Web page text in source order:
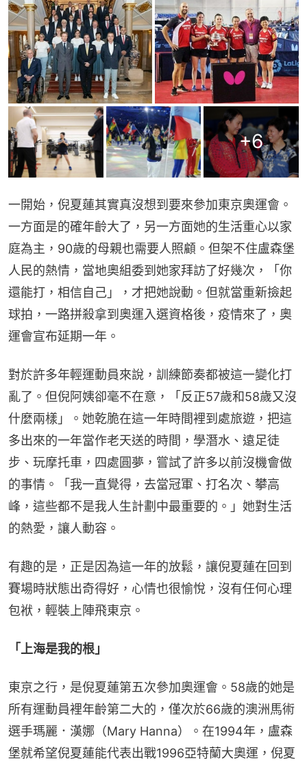
+6
一開始，倪夏蓮其實真沒想到要來參加東京奧運會。
一方面是的確年齡大了，另一方面她的生活重心以家
庭為主，90歲的母親也需要人照顧。但架不住盧森堡
人民的熱情，當地奧組委到她家拜訪了好幾次，「你
還能打，相信自己」，才把她說動。但就當重新撿起
球拍，一路拼殺拿到奧運入選資格後，疫情來了，奧
運會宣布延期一年。
對於許多年輕運動員來說，訓練節奏都被這一變化打
亂了。但倪阿姨卻毫不在意，「反正57歲和58歲又沒
什麼兩樣」。她乾脆在這一年時間裡到處旅遊，把這
多出來的一年當作老天送的時間，學潛水、遠足徒
步、玩摩托車，四處圓夢，嘗試了許多以前沒機會做
的事情。「我一直覺得，去當冠軍、打名次、攀高
峰，這些都不是我人生計劃中最重要的。」她對生活
的熱愛，讓人動容。
有趣的是，正是因為這一年的放鬆，讓倪夏蓮在回到
賽場時狀態出奇得好，心情也很愉悅，沒有任何心理
包袱，輕裝上陣飛東京。
「上海是我的根」
東京之行，是倪夏蓮第五次參加奧運會。58歲的她是
所有運動員裡年齡第二大的，僅次於66歲的澳洲馬術
選手瑪麗．漢娜（Mary Hanna）。在1994年，盧森
堡就希望倪夏蓮能代表出戰1996亞特蘭大奧運，倪夏